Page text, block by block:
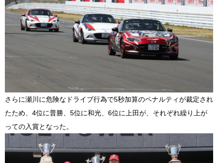
さらに瀬川に危険なドライブ行為で5秒加算のペナルティが裁定され
たため、 4位に普勝、 5位に和光、 6位に上田が、それぞれ繰り上が
っての入賞となった。